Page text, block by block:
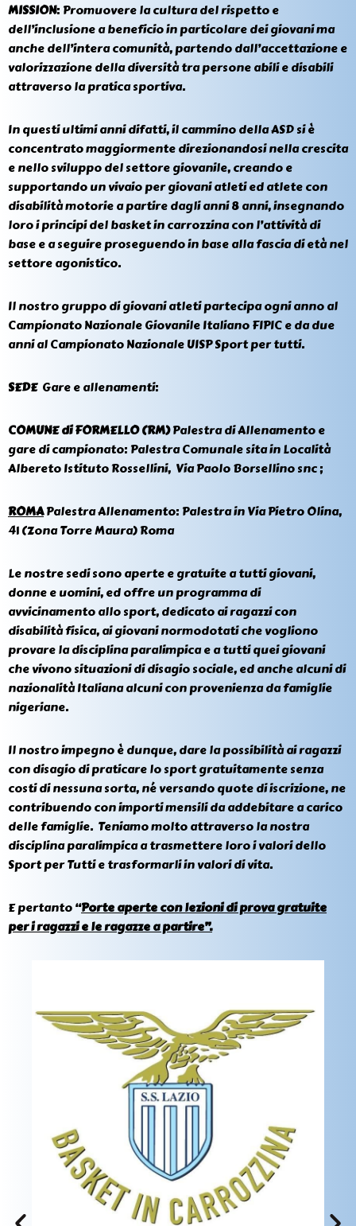
MISSION: Promuovere la cultura del rispetto e
dell’inclusione a beneficio in particolare dei giovani ma
anche dell’intera comunità, partendo dall’accettazione e
valorizzazione della diversità tra persone abili e disabili
attraverso la pratica sportiva.
In questi ultimi anni difatti, il cammino della ASD si è
concentrato maggiormente direzionandosi nella crescita
e nello sviluppo del settore giovanile, creando e
supportando un vivaio per giovani atleti ed atlete con
disabilità motorie a partire dagli anni 8 anni, insegnando
loro i principi del basket in carrozzina con l’attività di
base e a seguire proseguendo in base alla fascia di età nel
settore agonistico.
Il nostro gruppo di giovani atleti partecipa ogni anno al
Campionato Nazionale Giovanile Italiano FIPIC e da due
anni al Campionato Nazionale UISP Sport per tutti.
SEDEGare e allenamenti:
COMUNE di FORMELLO (RM)Palestra di Allenamento e
gare di campionato: Palestra Comunale sita in Località
Albereto Istituto Rossellini, Via Paolo Borsellino snc ;
ROMAPalestra Allenamento: Palestra in Via Pietro Olina,
41 (Zona Torre Maura) Roma
Le nostre sedi sono aperte e gratuite a tutti giovani,
donne e uomini, ed offre un programma di
avvicinamento allo sport, dedicato ai ragazzi con
disabilità fisica, ai giovani normodotati che vogliono
provare la disciplina paralimpica e a tutti quei giovani
che vivono situazioni di disagio sociale, ed anche alcuni di
nazionalità Italiana alcuni con provenienza da famiglie
nigeriane.
Il nostro impegno è dunque, dare la possibilità ai ragazzi
con disagio di praticare lo sport gratuitamente senza
costi di nessuna sorta, né versando quote di iscrizione, ne
contribuendo con importi mensili da addebitare a carico
delle famiglie. Teniamo molto attraverso la nostra
disciplina paralimpica a trasmettere loro i valori dello
Sport per Tutti e trasformarli in valori di vita.
E pertanto “Porte aperte con lezioni di prova gratuite
per i ragazzi e le ragazze a partire”.